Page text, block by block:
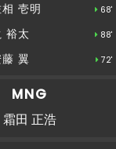
Ｎ
ナルティエリア
Ｎ 壱明 68'
裕太 88'
翼 72'
MNG
霜田 正浩